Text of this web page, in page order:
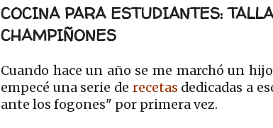
COCINA PARA ESTUDIANTES:
CHAMPIÑONES
Cuando hace un año se me marchó un
empecé una serie de recetas dedicadas a
ante los fogones" por primera vez.